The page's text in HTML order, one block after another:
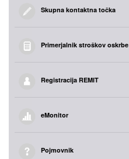
Skupna kontaktna točka
Primerjalnik stroškov oskrbe
Registracija REMIT
eMonitor
Pojmovnik